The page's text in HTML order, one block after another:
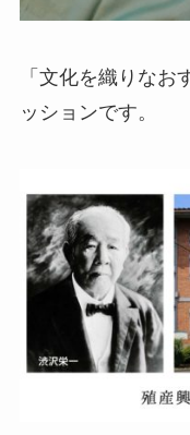
「文化を織りな
ッションです。